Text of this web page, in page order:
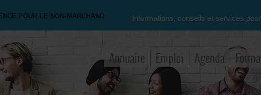
POUR LE NON-MARCHAND Informations, conseils et services
Annuaire Emploi Agenda